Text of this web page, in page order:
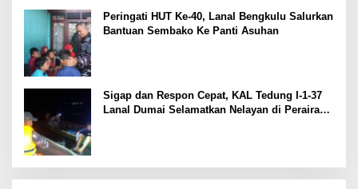
Peringati HUT Ke-40, Lanal Bengkulu Salurkan
Bantuan Sembako Ke Panti Asuhan
Sigap dan Respon Cepat, KAL Tedung I-1-37
Lanal Dumai Selamatkan Nelayan di Perairan